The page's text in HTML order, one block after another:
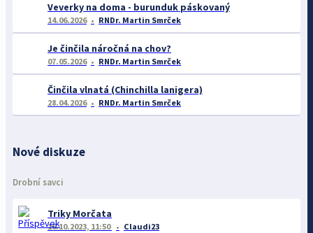
Veverky na doma - burunduk páskovaný
14.06.2026 RNDr. Martin Smrček
Je činčila náročná na chov?
07.05.2026 RNDr. Martin Smrček
Činčila vlnatá (Chinchilla lanigera)
28.04.2026 RNDr. Martin Smrček
Nové diskuze
Drobní savci
Triky Morčata
16.10.2023, 11:50 Claudi23